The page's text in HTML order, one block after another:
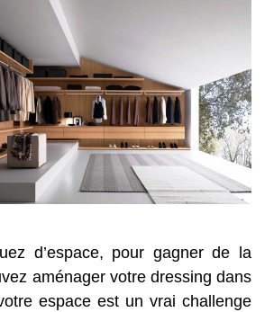
d’espace, pour gagner de la
aménager votre dressing dans
espace est un vrai challenge